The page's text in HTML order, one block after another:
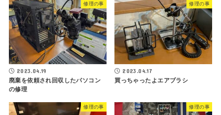
修理の事
2023.04.19
廃棄を依頼され回収したパソコン
の修理
修理の事
2023.04.17
買っちゃったよエアブラシ
修理の事 修理の事